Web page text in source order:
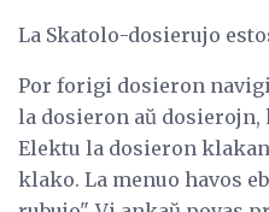
La Skatolo-dosierujo
Por forigi dosieron
la dosieron aŭ
Elektu la dosieron
klako. La menuo havos